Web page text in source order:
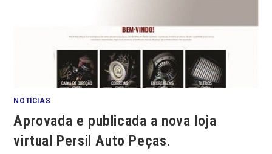
NOTÍCIAS
Aprovada e publicada a nova loja
virtual Persil Auto Peças.